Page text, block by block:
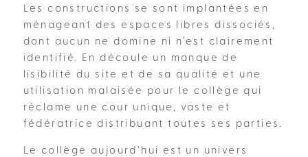
Les constructions se sont implantées en
ménageant des espaces libres dissociés,
dont aucun ne domine ni n’est clairement
identifié. En découle un manque de
lisibilité du site et de sa qualité et une
utilisation malaisée pour le collège qui
réclame une cour unique, vaste et
fédératrice distribuant toutes ses parties.
Le collège aujourd’hui est un univers